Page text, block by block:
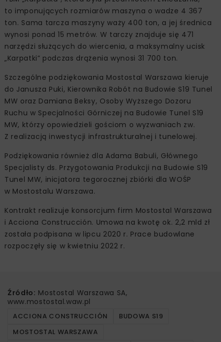
to imponujących rozmiarów maszyna o wadze 4 367
ton. Sama tarcza maszyny waży 400 ton, a jej średnica
wynosi ponad 15 metrów. W tarczy znajduje się 471
narzędzi służących do wiercenia, a maksymalny ucisk
„Karpatki” podczas drążenia wynosi 31 700 ton.
Szczególne podziękowania Mostostal Warszawa kieruje
do Janusza Puki, Kierownika Robót na Budowie S19 Tunel
MW oraz Damiana Beksy, Osoby Wyższego Dozoru
Ruchu w Specjalności Górniczej na Budowie Tunel S19
MW, którzy opowiedzieli gościom o wyzwaniach zw.
Z realizacją inwestycji infrastrukturalnej i tunelowej.
Podziękowania również dla Adama Babuli, Głównego
Specjalisty ds. Przygotowania Produkcji na Budowie S19
Tunel MW, inicjatora tegorocznej zbiórki dla WOŚP
w Mostostalu Warszawa.
Kontrakt realizuje konsorcjum firm Mostostal Warszawa
i Acciona Construcción. Umowa na kwotę ok. 2,2 mld zł
została podpisana w lipcu 2020 r. Prace budowlane
rozpoczęły się w kwietniu 2022 r.
Źródło: Mostostal Warszawa SA,
www.mostostal.waw.pl
ACCIONA CONSTRUCCIÓN
BUDOWA S19
MOSTOSTAL WARSZAWA